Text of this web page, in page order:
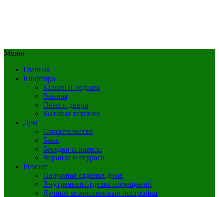
Меню
Главная
Квартира
Балкон и лоджия
Ванная
Окна и двери
Бытовая техника
Дом
Строительство
Баня
Беседки и навесы
Веранда и терраса
Ремонт
Наружная отделка дома
Внутренняя отделка помещений
Дачные хозяйственные постройки